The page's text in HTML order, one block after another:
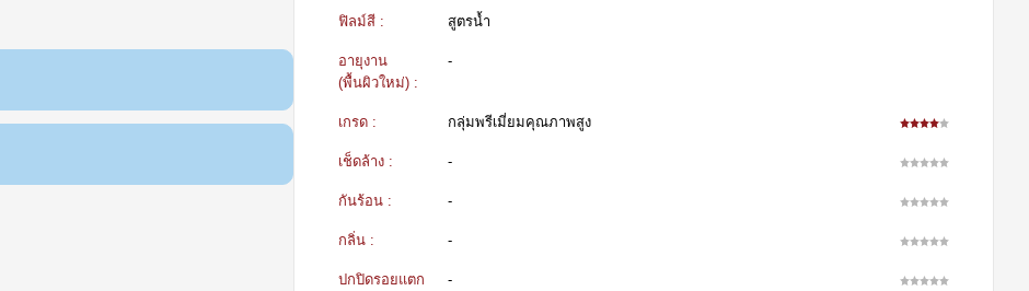
ฟิลม์สี : สูตรน้ำ
อายุงาน
(พื้นผิวใหม่) :
-
เกรด : กลุ่มพรีเมี่ยมคุณภาพสูง
เช็ดล้าง : -
กันร้อน : -
กลิ่น : -
ปกปิดรอยแตก
-